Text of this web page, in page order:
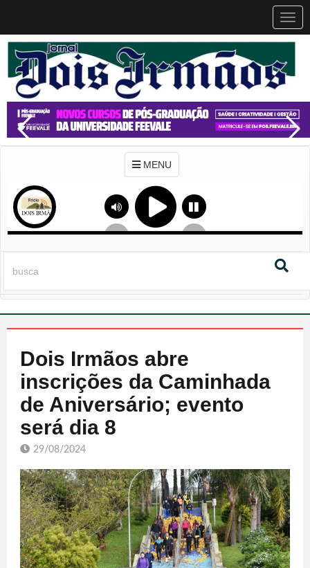
MENU
Dois Irmãos abre
inscrições da Caminhada
de Aniversário; evento
será dia 8
29/08/2024